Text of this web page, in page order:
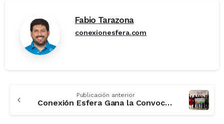
Fabio Tarazona
conexionesfera.com
Publicación anterior
Conexión Esfera Gana la Convocatoria “Moving for Innovation” y Presenta la Innovadora “Liga Arcoíris” en Bogotá